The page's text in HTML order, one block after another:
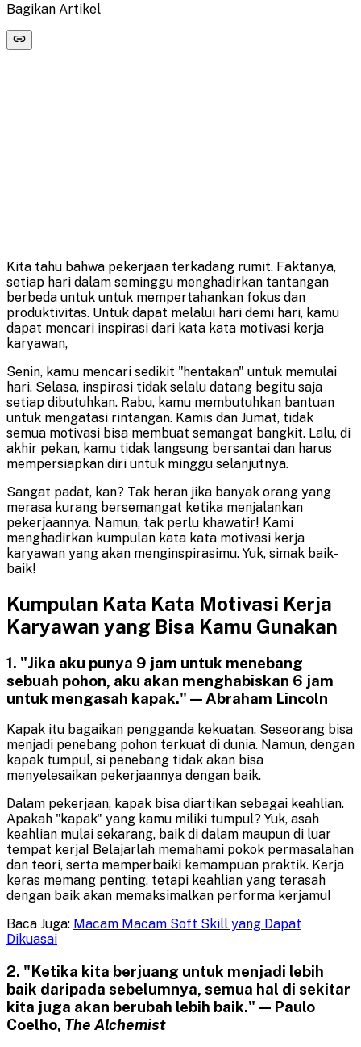
Bagikan Artikel
Kita tahu bahwa pekerjaan terkadang rumit. Faktanya,
setiap hari dalam seminggu menghadirkan tantangan
berbeda untuk untuk mempertahankan fokus dan
produktivitas. Untuk dapat melalui hari demi hari, kamu
dapat mencari inspirasi dari kata kata motivasi kerja
karyawan,
Senin, kamu mencari sedikit "hentakan" untuk memulai
hari. Selasa, inspirasi tidak selalu datang begitu saja
setiap dibutuhkan. Rabu, kamu membutuhkan bantuan
untuk mengatasi rintangan. Kamis dan Jumat, tidak
semua motivasi bisa membuat semangat bangkit. Lalu, di
akhir pekan, kamu tidak langsung bersantai dan harus
mempersiapkan diri untuk minggu selanjutnya.
Sangat padat, kan? Tak heran jika banyak orang yang
merasa kurang bersemangat ketika menjalankan
pekerjaannya. Namun, tak perlu khawatir! Kami
menghadirkan kumpulan kata kata motivasi kerja
karyawan yang akan menginspirasimu. Yuk, simak baik-
baik!
Kumpulan Kata Kata Motivasi Kerja
Karyawan yang Bisa Kamu Gunakan
1. "Jika aku punya 9 jam untuk menebang
sebuah pohon, aku akan menghabiskan 6 jam
untuk mengasah kapak." — Abraham Lincoln
Kapak itu bagaikan pengganda kekuatan. Seseorang bisa
menjadi penebang pohon terkuat di dunia. Namun, dengan
kapak tumpul, si penebang tidak akan bisa
menyelesaikan pekerjaannya dengan baik.
Dalam pekerjaan, kapak bisa diartikan sebagai keahlian.
Apakah "kapak" yang kamu miliki tumpul? Yuk, asah
keahlian mulai sekarang, baik di dalam maupun di luar
tempat kerja! Belajarlah memahami pokok permasalahan
dan teori, serta memperbaiki kemampuan praktik. Kerja
keras memang penting, tetapi keahlian yang terasah
dengan baik akan memaksimalkan performa kerjamu!
Baca Juga: Macam Macam Soft Skill yang Dapat
Dikuasai
2. "Ketika kita berjuang untuk menjadi lebih
baik daripada sebelumnya, semua hal di sekitar
kita juga akan berubah lebih baik." — Paulo
Coelho, The Alchemist